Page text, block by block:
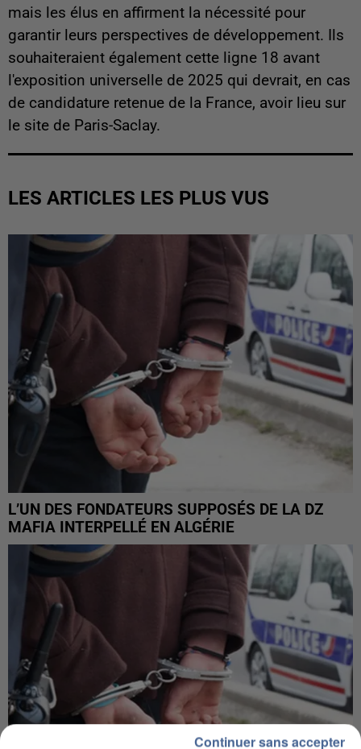
mais les élus en affirment la nécessité pour
garantir leurs perspectives de développement. Ils
souhaiteraient également cette ligne 18 avant
l'exposition universelle de 2025 qui devrait, en cas
de candidature retenue de la France, avoir lieu sur
le site de Paris-Saclay.
LES ARTICLES LES PLUS VUS
L’UN DES FONDATEURS SUPPOSÉS DE LA DZ
MAFIA INTERPELLÉ EN ALGÉRIE
Continuer sans accepter